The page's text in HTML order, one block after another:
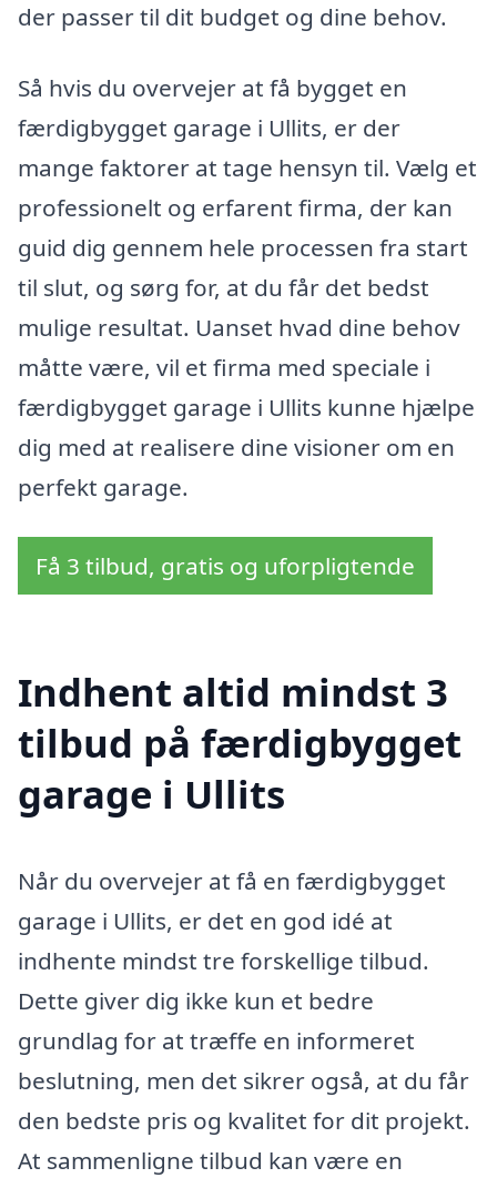
der passer til dit budget og dine behov.
Så hvis du overvejer at få bygget en
færdigbygget garage i Ullits, er der
mange faktorer at tage hensyn til. Vælg et
professionelt og erfarent firma, der kan
guid dig gennem hele processen fra start
til slut, og sørg for, at du får det bedst
mulige resultat. Uanset hvad dine behov
måtte være, vil et firma med speciale i
færdigbygget garage i Ullits kunne hjælpe
dig med at realisere dine visioner om en
perfekt garage.
Få 3 tilbud, gratis og uforpligtende
Indhent altid mindst 3
tilbud på færdigbygget
garage i Ullits
Når du overvejer at få en færdigbygget
garage i Ullits, er det en god idé at
indhente mindst tre forskellige tilbud.
Dette giver dig ikke kun et bedre
grundlag for at træffe en informeret
beslutning, men det sikrer også, at du får
den bedste pris og kvalitet for dit projekt.
At sammenligne tilbud kan være en